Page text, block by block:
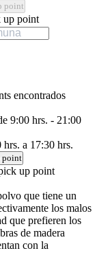
point
up point
encontrados
9:00 hrs. - 21:00
a 17:30 hrs.
point
up point
que tiene un
los malos
que prefieren los
de madera
con la